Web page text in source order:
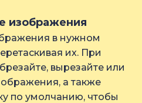
изображения
в нужном
их. При
вырезайте или
а также
по умолчанию, чтобы